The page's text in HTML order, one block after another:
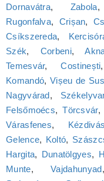
Dornavátra, Zabola
Rugonfalva, Crișan,
Csíkszereda,
Szék, Corbeni,
Temesvár,Costinești
Komandó, Vișeu de Sus
Nagyvárad,
Felsőmoécs,Törcsvár,
Várasfenes,
Gelence, Koltó,
Hargita, Dunatölgyes,
Munte,Vajdahunyad